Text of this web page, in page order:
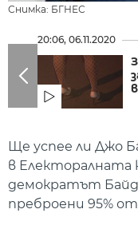
Снимка: БГНЕС
20:06, 06.11.2020
Ще успее ли Джо
в Електоралната
демократът
преброени 95%